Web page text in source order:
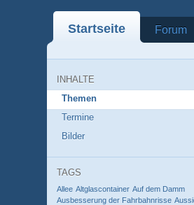
Startseite Forum
INHALTE
Themen
Termine
Bilder
TAGS
Allee Altglascontainer Auf dem Damm
Ausbesserung der Fahrbahnrisse